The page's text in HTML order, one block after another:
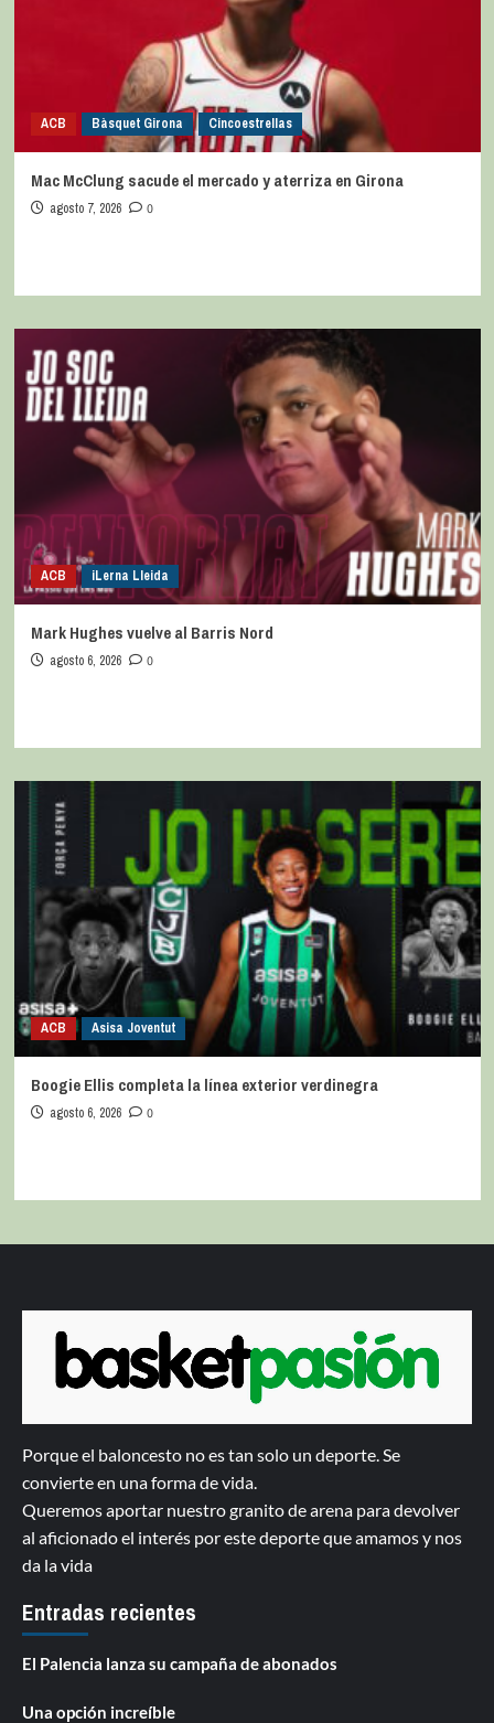
ACB Bàsquet Girona Cincoestrellas
Mac McClung sacude el mercado y aterriza en Girona
agosto 7, 2026 0
ACB iLerna Lleida
Mark Hughes vuelve al Barris Nord
agosto 6, 2026 0
ACB Asisa Joventut
Boogie Ellis completa la línea exterior verdinegra
agosto 6, 2026 0
Porque el baloncesto no es tan solo un deporte. Se
convierte en una forma de vida.
Queremos aportar nuestro granito de arena para devolver
al aficionado el interés por este deporte que amamos y nos
da la vida
Entradas recientes
El Palencia lanza su campaña de abonados
Una opción increíble